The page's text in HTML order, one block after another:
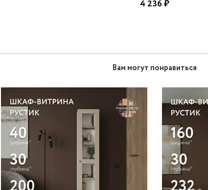
4 236 ₽
Вам могут понравиться